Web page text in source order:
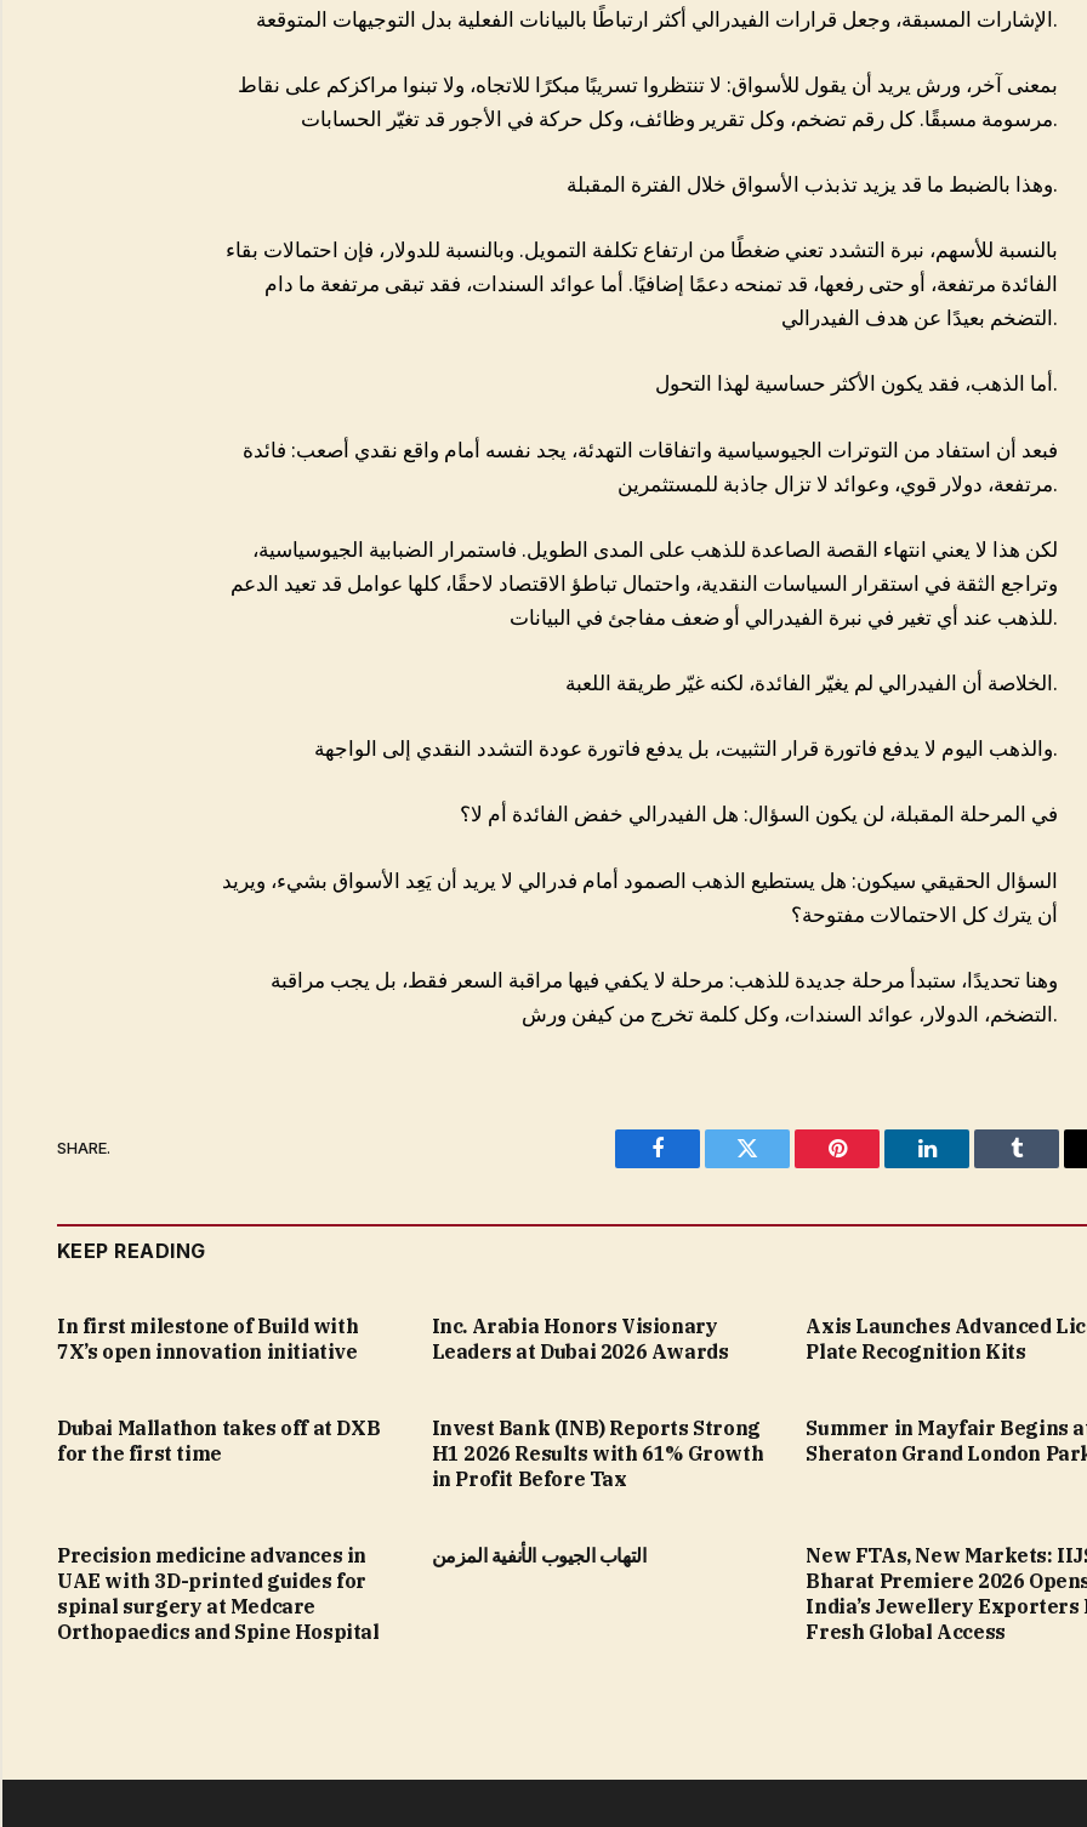
الإشارات المسبقة، وجعل قرارات الفيدرالي أكثر ارتباطًا بالبيانات الفعلية بدل التوجيهات المتوقعة.
بمعنى آخر، ورش يريد أن يقول للأسواق: لا تنتظروا تسريبًا مبكرًا للاتجاه، ولا تبنوا مراكزكم على نقاط
مرسومة مسبقًا. كل رقم تضخم، وكل تقرير وظائف، وكل حركة في الأجور قد تغيّر الحسابات.
وهذا بالضبط ما قد يزيد تذبذب الأسواق خلال الفترة المقبلة.
بالنسبة للأسهم، نبرة التشدد تعني ضغطًا من ارتفاع تكلفة التمويل. وبالنسبة للدولار، فإن احتمالات بقاء
الفائدة مرتفعة، أو حتى رفعها، قد تمنحه دعمًا إضافيًا. أما عوائد السندات، فقد تبقى مرتفعة ما دام
التضخم بعيدًا عن هدف الفيدرالي.
أما الذهب، فقد يكون الأكثر حساسية لهذا التحول.
فبعد أن استفاد من التوترات الجيوسياسية واتفاقات التهدئة، يجد نفسه أمام واقع نقدي أصعب: فائدة
مرتفعة، دولار قوي، وعوائد لا تزال جاذبة للمستثمرين.
لكن هذا لا يعني انتهاء القصة الصاعدة للذهب على المدى الطويل. فاستمرار الضبابية الجيوسياسية،
وتراجع الثقة في استقرار السياسات النقدية، واحتمال تباطؤ الاقتصاد لاحقًا، كلها عوامل قد تعيد الدعم
للذهب عند أي تغير في نبرة الفيدرالي أو ضعف مفاجئ في البيانات.
الخلاصة أن الفيدرالي لم يغيّر الفائدة، لكنه غيّر طريقة اللعبة.
والذهب اليوم لا يدفع فاتورة قرار التثبيت، بل يدفع فاتورة عودة التشدد النقدي إلى الواجهة.
في المرحلة المقبلة، لن يكون السؤال: هل الفيدرالي خفض الفائدة أم لا؟
السؤال الحقيقي سيكون: هل يستطيع الذهب الصمود أمام فدرالي لا يريد أن يَعِد الأسواق بشيء، ويريد
أن يترك كل الاحتمالات مفتوحة؟
وهنا تحديدًا، ستبدأ مرحلة جديدة للذهب: مرحلة لا يكفي فيها مراقبة السعر فقط، بل يجب مراقبة
التضخم، الدولار، عوائد السندات، وكل كلمة تخرج من كيفن ورش.
SHARE.
Facebook Twitter Pinterest LinkedIn Tumblr
KEEP READING
In first milestone of Build with
7X’s open innovation initiative
Inc. Arabia Honors Visionary
Leaders at Dubai 2026 Awards
Axis Launches Advanced
Plate Recognition Kits
Dubai Mallathon takes off at DXB
for the first time
Invest Bank (INB) Reports Strong
H1 2026 Results with 61% Growth
in Profit Before Tax
Summer in Mayfair Begins
Sheraton Grand London
Precision medicine advances in
UAE with 3D-printed guides for
spinal surgery at Medcare
Orthopaedics and Spine Hospital
التهاب الجيوب الأنفية المزمن
New FTAs, New Markets:
Bharat Premiere 2026
India’s Jewellery Exporters
Fresh Global Access